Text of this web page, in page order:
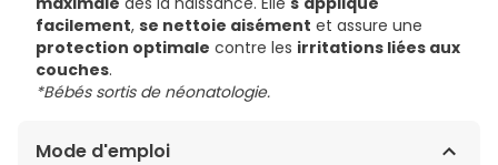
facilement, se nettoie aisément et assure une
protection optimale contre les irritations liées aux
couches.
*Bébés sortis de néonatologie.
Mode d'emploi